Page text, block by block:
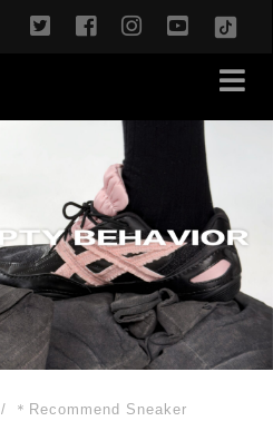
twitterfacebookinstagram
/ ＊Recommend Sneaker